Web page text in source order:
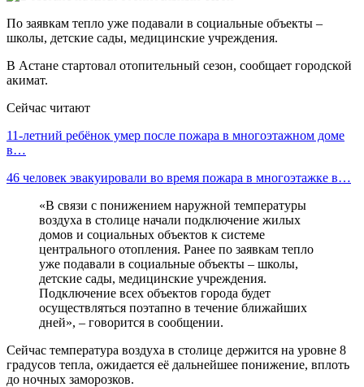
По заявкам тепло уже подавали в социальные объекты –
школы, детские сады, медицинские учреждения.
В Астане стартовал отопительный сезон, сообщает городской
акимат.
Сейчас читают
11-летний ребёнок умер после пожара в многоэтажном доме
в…
46 человек эвакуировали во время пожара в многоэтажке в…
«В связи с понижением наружной температуры
воздуха в столице начали подключение жилых
домов и социальных объектов к системе
центрального отопления. Ранее по заявкам тепло
уже подавали в социальные объекты – школы,
детские сады, медицинские учреждения.
Подключение всех объектов города будет
осуществляться поэтапно в течение ближайших
дней», – говорится в сообщении.
Сейчас температура воздуха в столице держится на уровне 8
градусов тепла, ожидается её дальнейшее понижение, вплоть
до ночных заморозков.